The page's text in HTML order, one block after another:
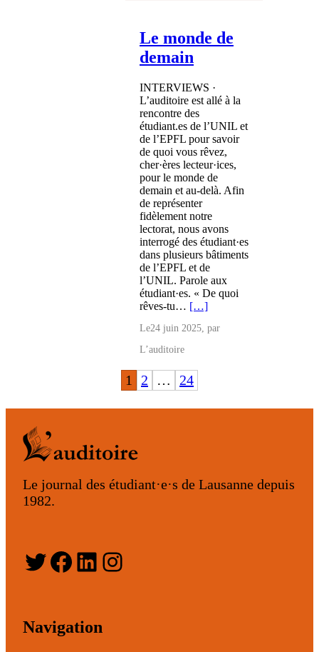
Le monde de
demain
INTERVIEWS ·
L’auditoire est allé à la
rencontre des
étudiant.es de l’UNIL et
de l’EPFL pour savoir
de quoi vous rêvez,
cher·ères lecteur·ices,
pour le monde de
demain et au-delà. Afin
de représenter
fidèlement notre
lectorat, nous avons
interrogé des étudiant·es
dans plusieurs bâtiments
de l’EPFL et de
l’UNIL. Parole aux
étudiant·es. « De quoi
rêves-tu… […]
Le24 juin 2025 , par
L’auditoire
1 2 … 24
Le journal des étudiant·e·s de Lausanne depuis
1982.
Twitter
Facebook
LinkedIn
Instagram
Navigation